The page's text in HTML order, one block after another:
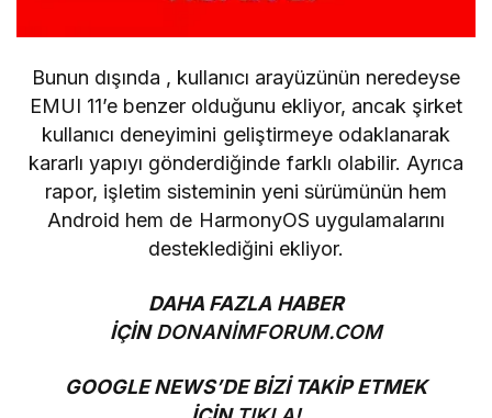
Bunun dışında , kullanıcı arayüzünün neredeyse
EMUI 11’ebenzer olduğunu ekliyor, ancak şirket
kullanıcı deneyimini geliştirmeye odaklanarak
kararlı yapıyı gönderdiğinde farklı olabilir. Ayrıca
rapor, işletim sisteminin yeni sürümünün hem
Android hem de HarmonyOS uygulamalarını
desteklediğini ekliyor.
DAHA FAZLA HABER
İÇİNDONANİMFORUM.COM
GOOGLE NEWS’DE BİZİ TAKİP ETMEK